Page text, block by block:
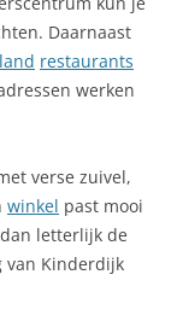
Daarnaast
restaurants
werken
verse zuivel,
winkel past mooi
letterlijk de
van Kinderdijk